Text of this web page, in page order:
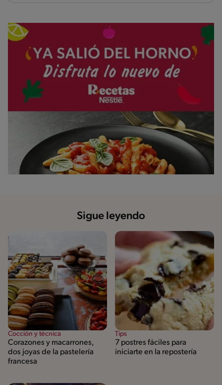
Sigue leyendo
Cocción y técnica
Corazones y macarrones,
dos joyas de la pastelería
francesa
Tips
7 postres fáciles para
iniciarte en la repostería